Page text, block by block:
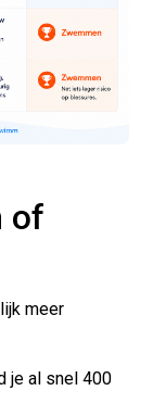
of
meer
je al snel400